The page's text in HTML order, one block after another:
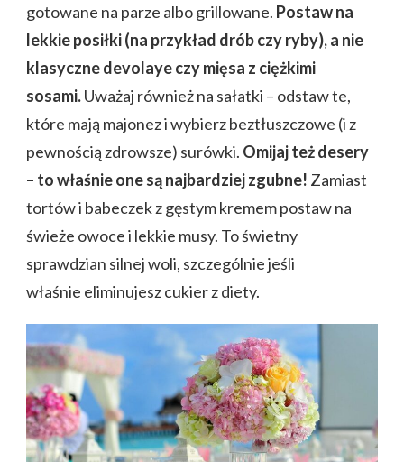
gotowane na parze albo grillowane. Postaw na
lekkie posiłki (na przykład drób czy ryby), a nie
klasyczne devolaye czy mięsa z ciężkimi
sosami.Uważaj również na sałatki – odstaw te,
które mają majonez i wybierz beztłuszczowe (i z
pewnością zdrowsze) surówki. Omijaj też desery
– to właśnie one są najbardziej zgubne! Zamiast
tortów i babeczek z gęstym kremem postaw na
świeże owoce i lekkie musy. To świetny
sprawdzian silnej woli, szczególnie jeśli
właśnie eliminujesz cukier z diety.